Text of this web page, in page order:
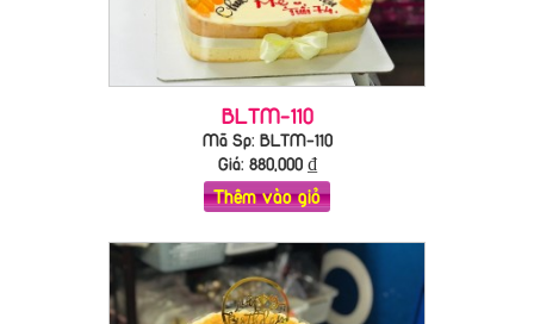
BLTM-110
Mã Sp: BLTM-110
Giá: 880,000₫
Thêm vào giỏ